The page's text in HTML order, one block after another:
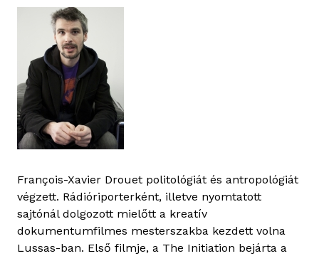
François-Xavier Drouet politológiát és antropológiát
végzett. Rádióriporterként, illetve nyomtatott
sajtónál dolgozott mielőtt a kreatív
dokumentumfilmes mesterszakba kezdett volna
Lussas-ban. Első filmje, a The Initiation bejárta a